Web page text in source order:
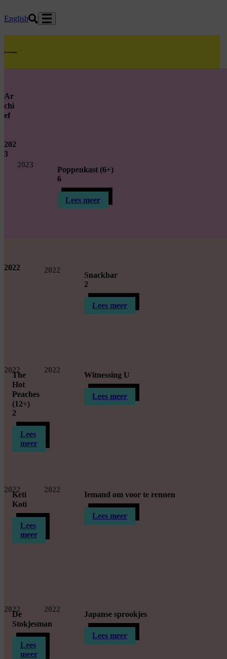
English
home
Ar
chi
ef
202
3
2023
Poppenkast (6+)
6
Lees meer
2022 2022
Snackbar
2
Lees meer
2022
The
Hot
Peaches
(12+)
2
Lees
meer
2022
Witnessing U
Lees meer
2022
Keti
Koti
Lees
meer
2022
Iemand om voor te rennen
Lees meer
2022
De
Stokjesman
Lees
meer
2022
Japanse sprookjes
Lees meer